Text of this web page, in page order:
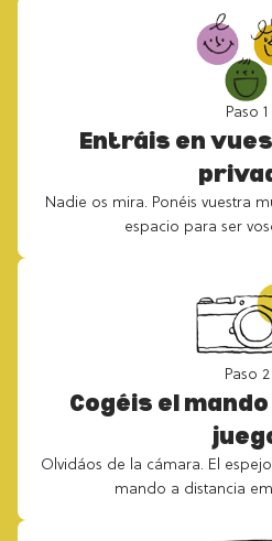
Paso 1
Entráis en
Nadie os mira. Ponéis vuestra
espacio para ser
Paso 2
Cogéis el
Olvidáos de la cámara. El
mando a distancia